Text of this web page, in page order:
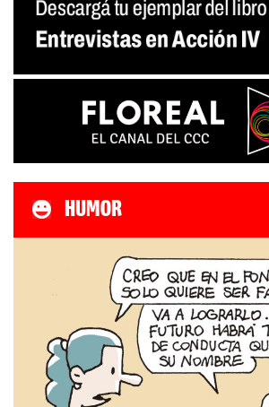
HUMOR